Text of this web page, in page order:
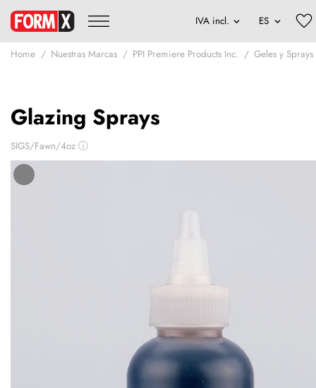
Home Nuestras Marcas PPI Premiere Products Inc. Geles y
Glazing Sprays
SIGS/Fawn/4oz ⓘ